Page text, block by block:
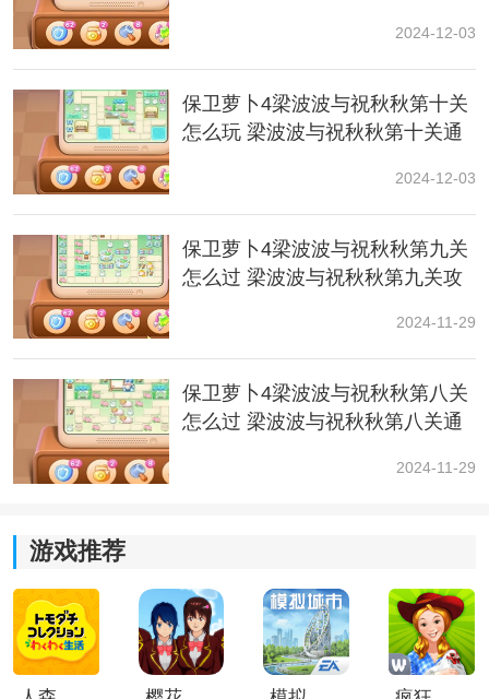
4、在右侧建造一个乒乓球拍，攻击下方的花朵。
6、在中间补充多个满级鞭炮，提升输出伤害。
2024-12-03
保卫萝卜4梁波波与祝秋秋第十关
怎么玩 梁波波与祝秋秋第十关通
2024-12-03
保卫萝卜4梁波波与祝秋秋第九关
怎么过 梁波波与祝秋秋第九关攻
2024-11-29
保卫萝卜4梁波波与祝秋秋第八关
怎么过 梁波波与祝秋秋第八关通
2024-11-29
游戏推荐